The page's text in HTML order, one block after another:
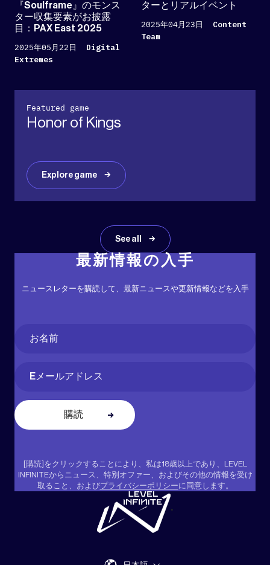
『Soulframe』のモンス
ター収集要素がお披露
目：PAX East 2025
2025年05月22日
Digital
Extremes
ターとリアルイベント
2025年04月23日
Content
Team
Featured game
Honor of Kings
Explore game
See all
最新情報の入手
ニュースレターを購読して、最新ニュースや更新情報などを入手
Name(必
[購読]をクリックすることにより、私は18歳以上であり、LEVEL
INFINITEからニュース、特別オファー、およびその他の情報を受け
取ること、およびプライバシーポリシーに同意します。
"